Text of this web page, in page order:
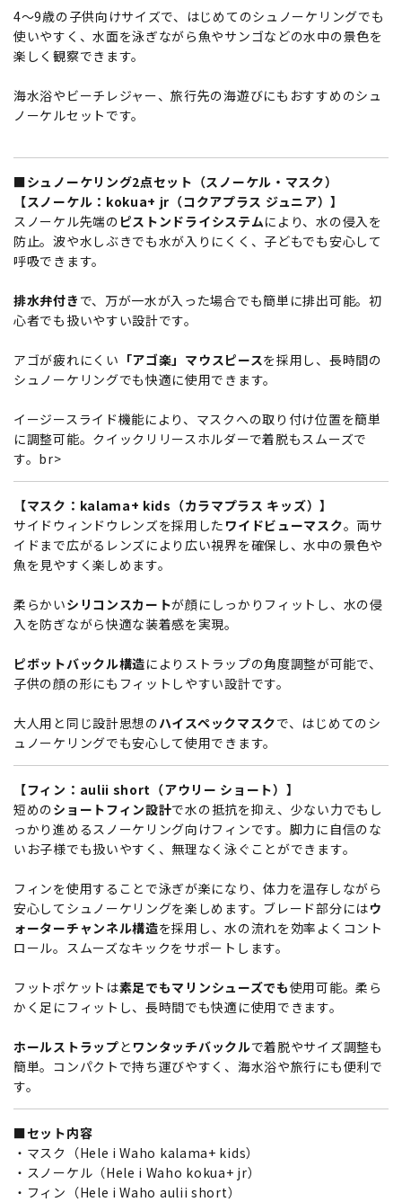
4～9歳の子供向けサイズで、はじめてのシュノーケリングでも
使いやすく、水面を泳ぎながら魚やサンゴなどの水中の景色を
楽しく観察できます。
海水浴やビーチレジャー、旅行先の海遊びにもおすすめのシュ
ノーケルセットです。
■シュノーケリング2点セット（スノーケル・マスク）
【スノーケル：kokua+ jr（コクアプラス ジュニア）】
スノーケル先端の ピストンドライシステムにより、水の侵入を
防止。波や水しぶきでも水が入りにくく、子どもでも安心して
呼吸できます。
排水弁付き で、万が一水が入った場合でも簡単に排出可能。初
心者でも扱いやすい設計です。
アゴが疲れにくい 「アゴ楽」マウスピースを採用し、長時間の
シュノーケリングでも快適に使用できます。
イージースライド機能により、マスクへの取り付け位置を簡単
に調整可能。クイックリリースホルダーで着脱もスムーズで
す。br>
【マスク：kalama+ kids（カラマプラス キッズ）】
サイドウィンドウレンズを採用した ワイドビューマスク。両サ
イドまで広がるレンズにより広い視界を確保し、水中の景色や
魚を見やすく楽しめます。
柔らかいシリコンスカートが顔にしっかりフィットし、水の侵
入を防ぎながら快適な装着感を実現。
ピボットバックル構造によりストラップの角度調整が可能で、
子供の顔の形にもフィットしやすい設計です。
大人用と同じ設計思想のハイスペックマスクで、はじめてのシ
ュノーケリングでも安心して使用できます。
【フィン：aulii short（アウリー ショート）】
短めのショートフィン設計で水の抵抗を抑え、少ない力でもし
っかり進めるスノーケリング向けフィンです。脚力に自信のな
いお子様でも扱いやすく、無理なく泳ぐことができます。
フィンを使用することで泳ぎが楽になり、体力を温存しながら
安心してシュノーケリングを楽しめます。ブレード部分にはウ
ォーターチャンネル構造を採用し、水の流れを効率よくコント
ロール。スムーズなキックをサポートします。
フットポケットは素足でもマリンシューズでも使用可能。柔ら
かく足にフィットし、長時間でも快適に使用できます。
ホールストラップと ワンタッチバックルで着脱やサイズ調整も
簡単。コンパクトで持ち運びやすく、海水浴や旅行にも便利で
す。
■セット内容
・マスク（Hele i Waho kalama+ kids）
・スノーケル（Hele i Waho kokua+ jr）
・フィン（Hele i Waho aulii short）